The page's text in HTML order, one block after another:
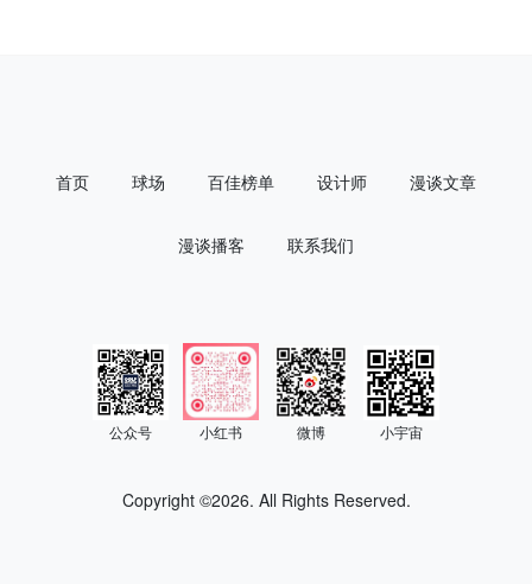
首页 球场 百佳榜单 设计师 漫谈文章
漫谈播客 联系我们
公众号 小红书 微博 小宇宙
Copyright ©2026. All Rights Reserved.